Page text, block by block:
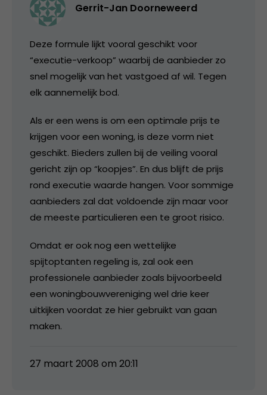
Gerrit-Jan Doorneweerd
Deze formule lijkt vooral geschikt voor
“executie-verkoop” waarbij de aanbieder zo
snel mogelijk van het vastgoed af wil. Tegen
elk aannemelijk bod.
Als er een wens is om een optimale prijs te
krijgen voor een woning, is deze vorm niet
geschikt. Bieders zullen bij de veiling vooral
gericht zijn op “koopjes”. En dus blijft de prijs
rond executie waarde hangen. Voor sommige
aanbieders zal dat voldoende zijn maar voor
de meeste particulieren een te groot risico.
Omdat er ook nog een wettelijke
spijtoptanten regeling is, zal ook een
professionele aanbieder zoals bijvoorbeeld
een woningbouwvereniging wel drie keer
uitkijken voordat ze hier gebruikt van gaan
maken.
27 maart 2008 om 20:11